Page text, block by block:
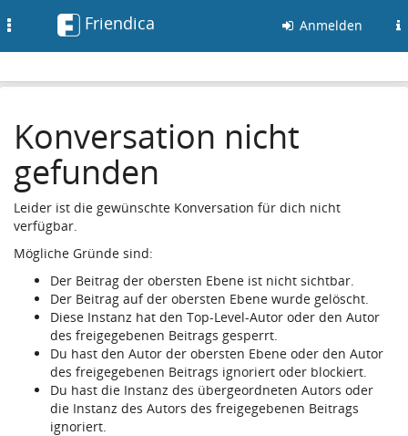
Friendica Anmelden
Konversation nicht
gefunden
Leider ist die gewünschte Konversation für dich nicht
verfügbar.
Mögliche Gründe sind:
Der Beitrag der obersten Ebene ist nicht sichtbar.
Der Beitrag auf der obersten Ebene wurde gelöscht.
Diese Instanz hat den Top-Level-Autor oder den Autor
des freigegebenen Beitrags gesperrt.
Du hast den Autor der obersten Ebene oder den Autor
des freigegebenen Beitrags ignoriert oder blockiert.
Du hast die Instanz des übergeordneten Autors oder
die Instanz des Autors des freigegebenen Beitrags
ignoriert.